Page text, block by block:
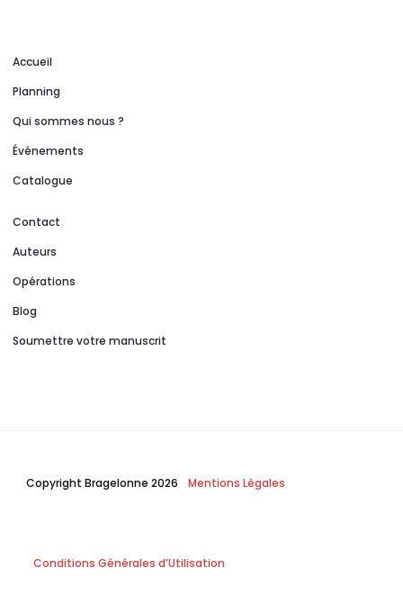
Accueil
Planning
Qui sommes nous ?
Événements
Catalogue
Contact
Auteurs
Opérations
Blog
Soumettre votre manuscrit
Copyright Bragelonne 2026 Mentions Légales
Conditions Générales d’Utilisation